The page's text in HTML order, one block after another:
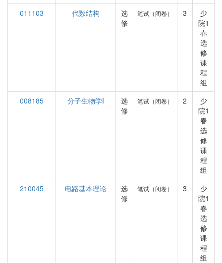
011103
代数结构
选
修
笔试（闭卷） 3
少
院1
春
选
修
课
程
组
008185
分子生物学I
选
修
笔试（闭卷） 2
少
院1
春
选
修
课
程
组
210045
电路基本理论
选
修
笔试（闭卷） 3
少
院1
春
选
修
课
程
组